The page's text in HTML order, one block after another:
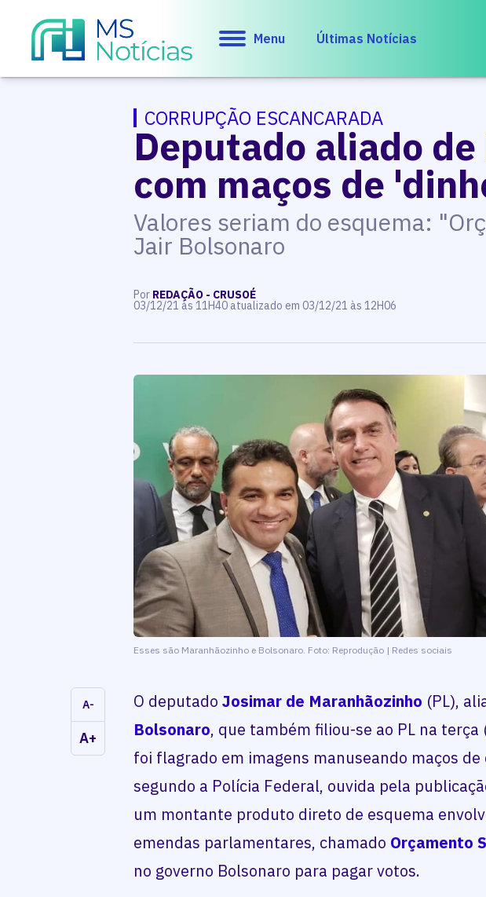
Menu Últimas Notícias
CORRUPÇÃO ESCANCARADA
Deputado aliado
com maços de
Valores seriam do esquema:
Jair Bolsonaro
Por REDAÇÃO - CRUSOÉ
03/12/21 às 11H40 atualizado em 03/12/21 às 12H06
Esses são Maranhãozinho e Bolsonaro. Foto: Reprodução | Redes sociais
A-
A+
O deputadoJosimar de Maranhãozinho (PL),
Bolsonaro, que também filiou-se ao PL na terça
foi flagrado em imagens manuseando maços
segundo a Polícia Federal, ouvida pela
um montante produto direto de esquema
emendas parlamentares, chamado Orçamento
no governo Bolsonaro para pagar votos.